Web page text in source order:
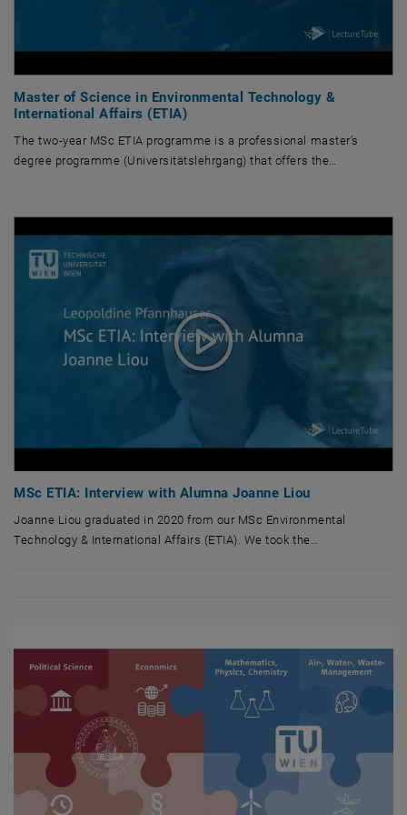
Master of Science in Environmental Technology &
International Affairs (ETIA)
The two-year MSc ETIA programme is a professional master’s
degree programme (Universitätslehrgang) that offers the…
MSc ETIA: Interview with Alumna Joanne Liou
Joanne Liou graduated in 2020 from our MSc Environmental
Technology & International Affairs (ETIA). We took the…